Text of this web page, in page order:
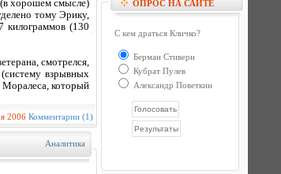
хорошем смысле)
тому Эрику,
килограммов (130
смотрелся,
взрывных
Моралеса, который
2006 Комментарии (1)
Аналитика
ОПРОС НА САЙТЕ
С кем драться Кличко?
Берман Стиверн
Кубрат Пулев
Александр Поветкин